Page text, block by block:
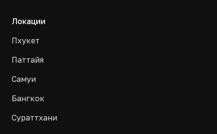
Локации
Пхукет
Паттайя
Самуи
Бангкок
Сураттхани